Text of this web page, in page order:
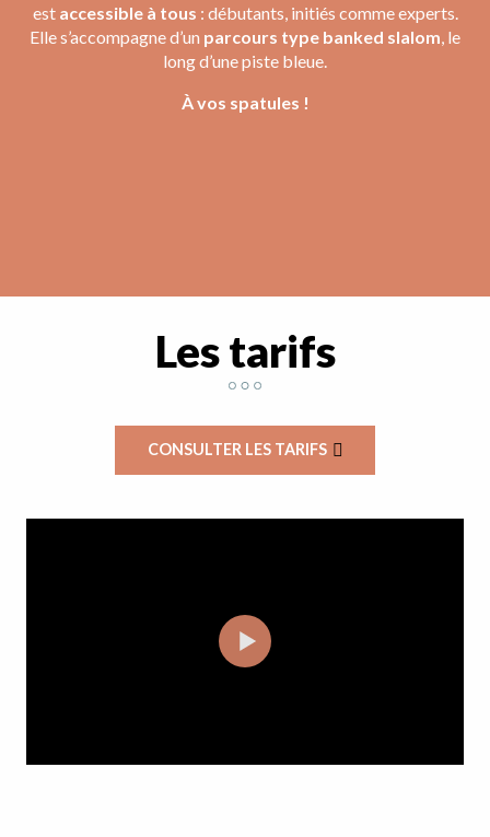
est accessible à tous : débutants, initiés comme experts.
Elle s’accompagne d’un parcours type banked slalom , le
long d’une piste bleue.
À vos spatules !
Les tarifs
CONSULTER LES TARIFS